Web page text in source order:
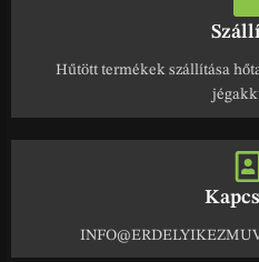
Hűtött termékek szállítása